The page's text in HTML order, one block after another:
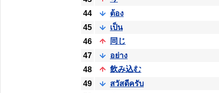
44
ต้อง
45
เป็น
46
同じ
47
อย่าง
48
飲み込む
49
สวัสดีครับ